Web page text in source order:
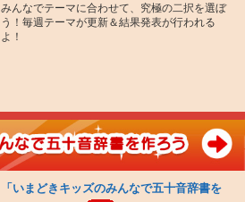
みんなでテーマに合わせて、究極の二択を選ぼ
う！毎週テーマが更新＆結果発表が行われる
よ！
「いまどきキッズのみんなで五十音辞書を